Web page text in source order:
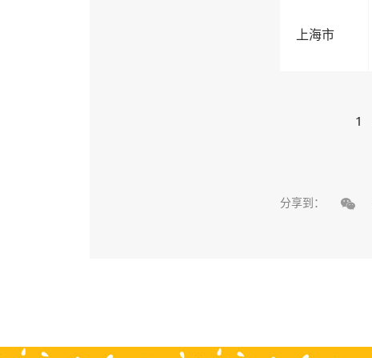
上海市
1
分享到： 